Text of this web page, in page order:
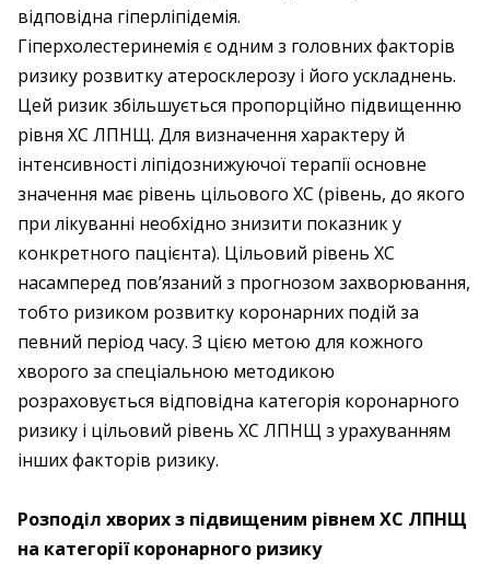
відповідна гіперліпідемія.
Гіперхолестеринемія є одним з головних факторів
ризику розвитку атеросклерозу і його ускладнень.
Цей ризик збільшується пропорційно підвищенню
рівня ХС ЛПНЩ. Для визначення характеру й
інтенсивності ліпідознижуючої терапії основне
значення має рівень цільового ХС (рівень, до якого
при лікуванні необхідно знизити показник у
конкретного пацієнта). Цільовий рівень ХС
насамперед пов’язаний з прогнозом захворювання,
тобто ризиком розвитку коронарних подій за
певний період часу. З цією метою для кожного
хворого за спеціальною методикою
розраховується відповідна категорія коронарного
ризику і цільовий рівень ХС ЛПНЩ з урахуванням
інших факторів ризику.
Розподіл хворих з підвищеним рівнем ХС ЛПНЩ
на категорії коронарного ризику